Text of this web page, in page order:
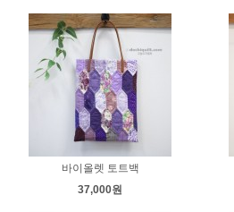
바이올렛 토트백
37,000원